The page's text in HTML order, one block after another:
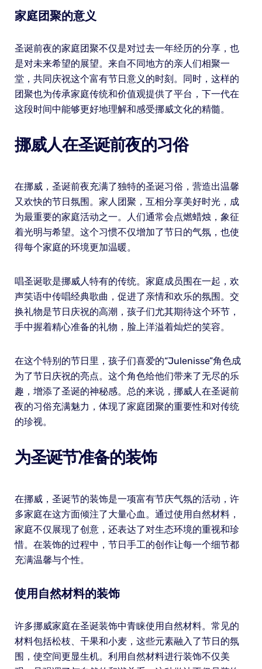
家庭团聚的意义
圣诞前夜的家庭团聚不仅是对过去一年经历的分享，也
是对未来希望的展望。来自不同地方的亲人们相聚一
堂，共同庆祝这个富有节日意义的时刻。同时，这样的
团聚也为传承家庭传统和价值观提供了平台，下一代在
这段时间中能够更好地理解和感受挪威文化的精髓。
挪威人在圣诞前夜的习俗
在挪威，圣诞前夜充满了独特的圣诞习俗，营造出温馨
又欢快的节日氛围。家人团聚，互相分享美好时光，成
为最重要的家庭活动之一。人们通常会点燃蜡烛，象征
着光明与希望。这个习惯不仅增加了节日的气氛，也使
得每个家庭的环境更加温暖。
唱圣诞歌是挪威人特有的传统。家庭成员围在一起，欢
声笑语中传唱经典歌曲，促进了亲情和欢乐的氛围。交
换礼物是节日庆祝的高潮，孩子们尤其期待这个环节，
手中握着精心准备的礼物，脸上洋溢着灿烂的笑容。
在这个特别的节日里，孩子们喜爱的“Julenisse”角色成
为了节日庆祝的亮点。这个角色给他们带来了无尽的乐
趣，增添了圣诞的神秘感。总的来说，挪威人在圣诞前
夜的习俗充满魅力，体现了家庭团聚的重要性和对传统
的珍视。
为圣诞节准备的装饰
在挪威，圣诞节的装饰是一项富有节庆气氛的活动，许
多家庭在这方面倾注了大量心血。通过使用自然材料，
家庭不仅展现了创意，还表达了对生态环境的重视和珍
惜。在装饰的过程中，节日手工的创作让每一个细节都
充满温馨与个性。
使用自然材料的装饰
许多挪威家庭在圣诞装饰中青睐使用自然材料。常见的
材料包括松枝、干果和小麦，这些元素融入了节日的氛
围，使空间更显生机。利用自然材料进行装饰不仅美